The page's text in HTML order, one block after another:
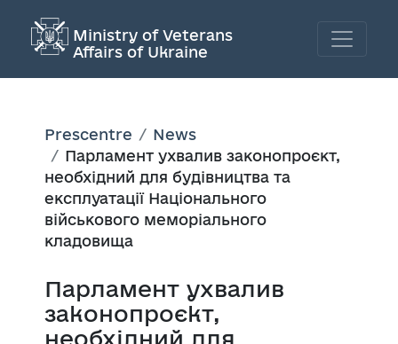
Ministry of Veterans
Affairs of Ukraine
Prescentre
News
Парламент ухвалив законопроєкт,
необхідний для будівництва та
експлуатації Національного
військового меморіального
кладовища
Парламент ухвалив
законопроєкт,
необхідний для